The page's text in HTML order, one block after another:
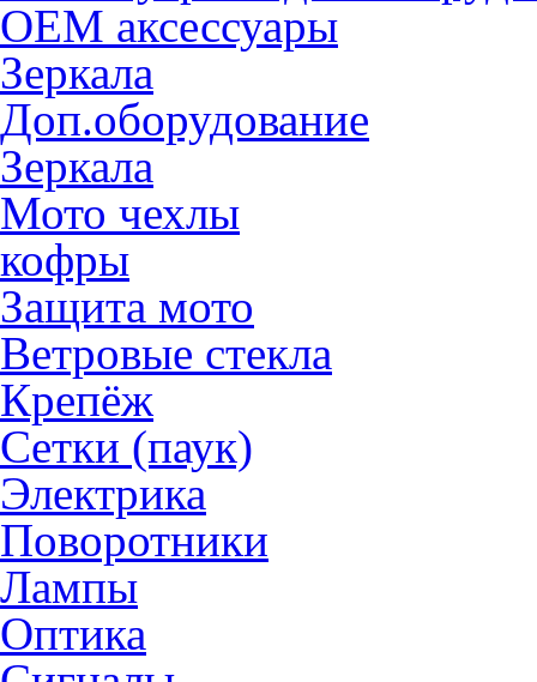
OEM аксессуары
Зеркала
Доп.оборудование
Зеркала
Мото чехлы
кофры
Защита мото
Ветровые стекла
Крепёж
Сетки (паук)
Электрика
Поворотники
Лампы
Оптика